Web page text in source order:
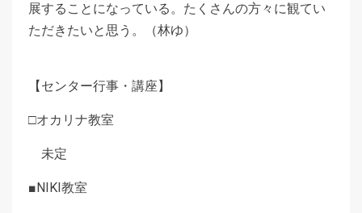
展することになっている。たくさんの方々に観てい
ただきたいと思う。（林ゆ）
【センター行事・講座】
□オカリナ教室
未定
■NIKI教室